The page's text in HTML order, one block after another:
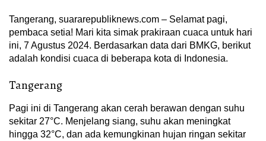
Tangerang, suararepubliknews.com – Selamat pagi,
pembaca setia! Mari kita simak prakiraan cuaca untuk hari
ini, 7 Agustus 2024. Berdasarkan data dari BMKG, berikut
adalah kondisi cuaca di beberapa kota di Indonesia.
Tangerang
Pagi ini di Tangerang akan cerah berawan dengan suhu
sekitar 27°C. Menjelang siang, suhu akan meningkat
hingga 32°C, dan ada kemungkinan hujan ringan sekitar